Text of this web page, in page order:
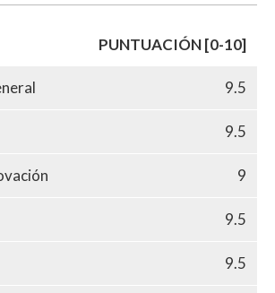
PUNTUACIÓN [0-10]
9.5
9.5
9
9.5
9.5